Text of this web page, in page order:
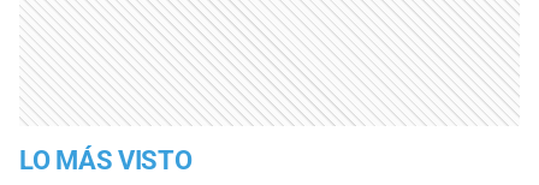
LO MÁS VISTO